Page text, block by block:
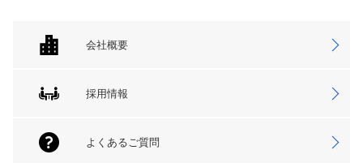
会社概要
採用情報
よくあるご質問